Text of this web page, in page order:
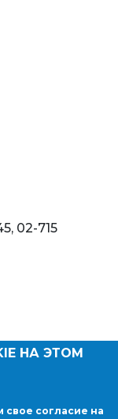
02-715
НА ЭТОМ
свое согласие на